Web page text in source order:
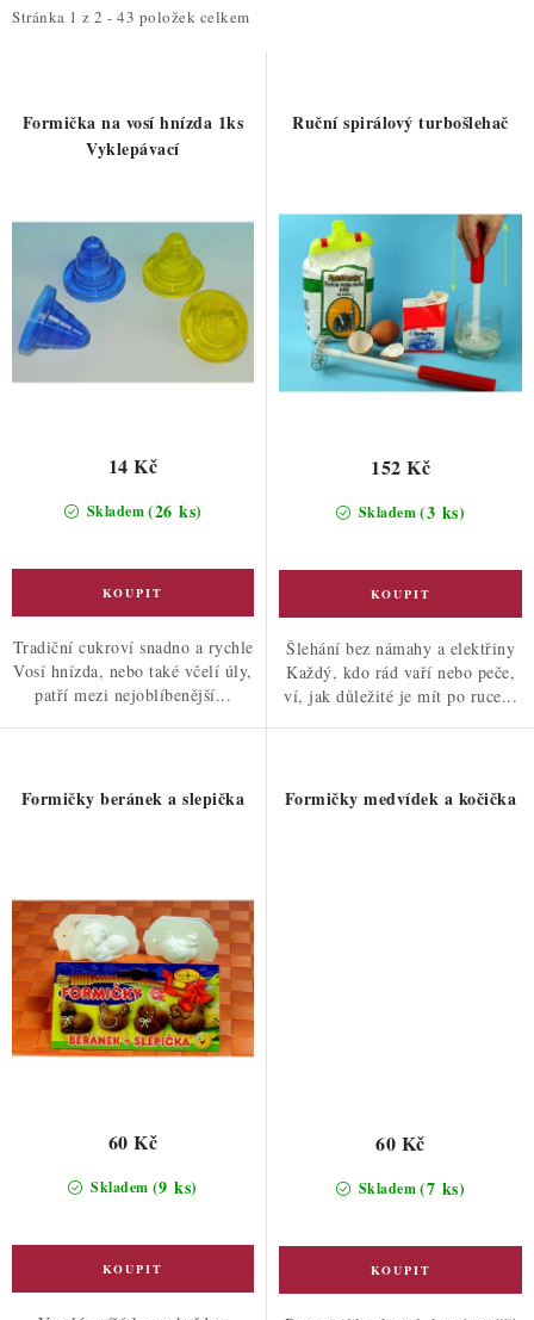
i
r
u
ů
Stránka 1 z 2 - 43 položek celkem
e
p
d
ů
Formička na vosí hnízda 1ks
Vyklepávací
Skladem(26 ks)
14 Kč
Tradiční cukroví snadno a rychle
Vosí hnízda, nebo také včelí úly,
patří mezi nejoblíbenější...
Ruční spirálový turbošlehač
Skladem(3 ks)
152 Kč
Šlehání bez námahy a elektřiny
Každý, kdo rád vaří nebo peče,
ví, jak důležité je mít po ruce...
Formičky beránek a slepička
Skladem (9 ks)
60 Kč
Formičky medvídek a kočička
Skladem(7 ks)
60 Kč